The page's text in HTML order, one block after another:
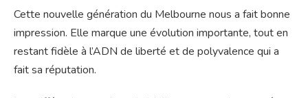
Cette nouvelle génération du Melbourne nous a fait bonne
impression. Elle marque une évolution importante, tout en
restant fidèle à l’ADN de liberté et de polyvalence qui a
fait sa réputation.